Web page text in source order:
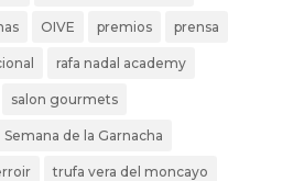
OIVE premios prensa
rafa nadal academy
salon gourmets
Semana de la Garnacha
trufa vera del moncayo